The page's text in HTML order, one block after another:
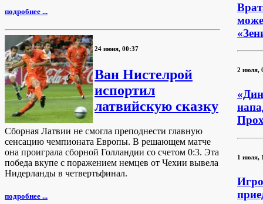
подробнее ...
24 июня, 00:37
Ван Нистелрой
испортил
латвийскую сказку
Сборная Латвии не смогла преподнести главную
сенсацию чемпионата Европы. В решающем матче
она проиграла сборной Голландии со счетом 0:3. Эта
победа вкупе с поражением немцев от Чехии вывела
Нидерланды в четвертьфинал.
подробнее ...
2 июля,
1 июля,